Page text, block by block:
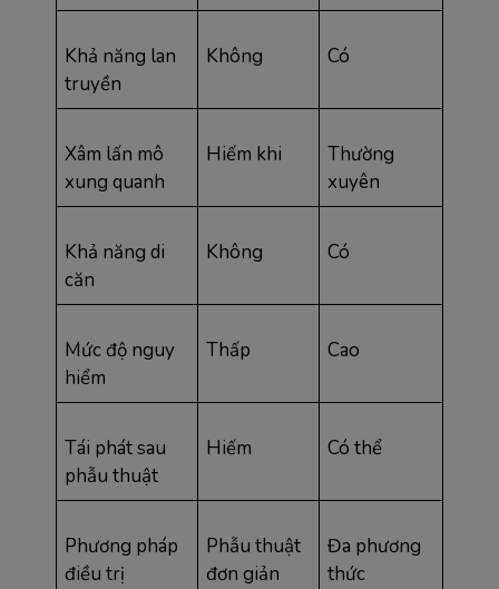
Khả năng lan
truyền
Không Có
Xâm lấn mô
xung quanh
Hiếm khi
Thường
xuyên
Khả năng di
căn
Không Có
Mức độ nguy
hiểm
Thấp Cao
Tái phát sau
phẫu thuật
Hiếm Có thể
Phương pháp
điều trị
Phẫu thuật
đơn giản
Đa phương
thức